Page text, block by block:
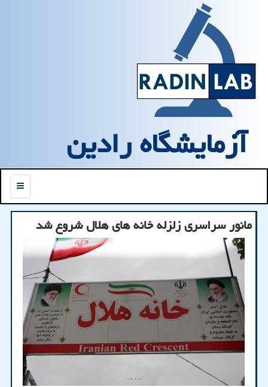
آزمایشگاه رادین
منو
مانور سراسری زلزله خانه های هلال شروع شد